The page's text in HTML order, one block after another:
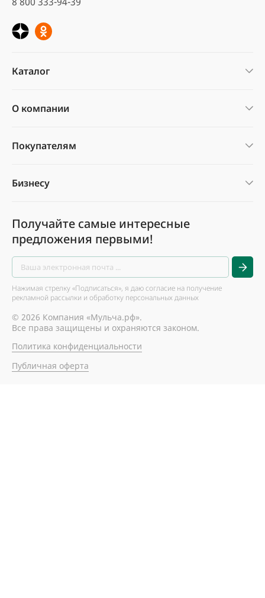
Каталог
О компании
Покупателям
Бизнесу
Получайте самые интересные
предложения первыми!
Нажимая стрелку «Подписаться», я даю согласие на получение
рекламной рассылки и обработку персональных данных
© 2026 Компания «Мульча.рф».
Все права защищены и охраняются законом.
Политика конфиденциальности
Публичная оферта